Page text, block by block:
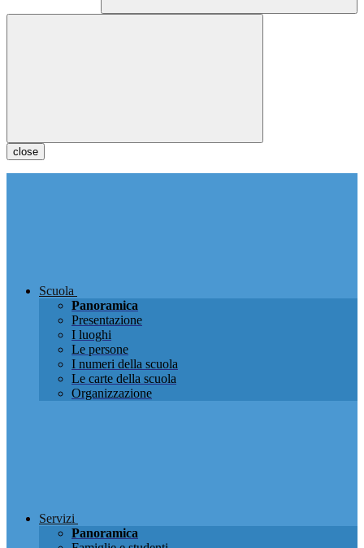
close
Scuola
Panoramica
Presentazione
I luoghi
Le persone
I numeri della scuola
Le carte della scuola
Organizzazione
Servizi
Panoramica